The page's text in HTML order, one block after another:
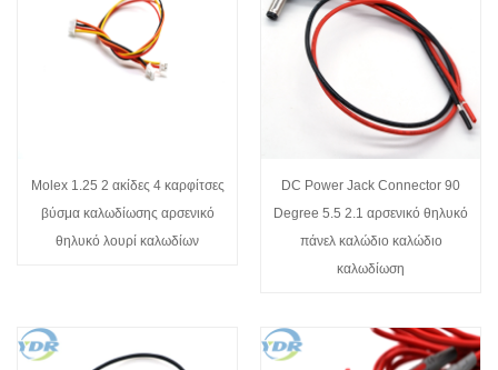
Molex 1.25 2 ακίδες 4 καρφίτσες
βύσμα καλωδίωσης αρσενικό
θηλυκό λουρί καλωδίων
DC Power Jack Connector 90
Degree 5.5 2.1 αρσενικό θηλυκό
πάνελ καλώδιο καλώδιο
καλωδίωση